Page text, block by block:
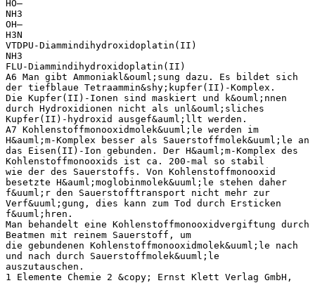
HO–
NH3
OH–
H3N
VTDPU-Diammindihydroxidoplatin(II)
NH3
FLU-Diammindihydroxidoplatin(II)
A6 Man gibt Ammoniakl&ouml;sung dazu. Es bildet sich
der tiefblaue Tetraammin&shy;kupfer(II)-Komplex.
Die Kupfer(II)-Ionen sind maskiert und k&ouml;nnen
durch Hydroxidionen nicht als unl&ouml;sliches
Kupfer(II)-hydroxid ausgef&auml;llt werden.
A7 Kohlenstoffmonooxidmolek&uuml;le werden im
H&auml;m-Komplex besser als Sauerstoffmolek&uuml;le an
das Eisen(II)-Ion gebunden. Der H&auml;m-Komplex des
Kohlenstoffmonooxids ist ca. 200-mal so stabil
wie der des Sauerstoffs. Von Kohlenstoffmonooxid
besetzte H&auml;moglobinmolek&uuml;le stehen daher
f&uuml;r den Sauerstofftransport nicht mehr zur
Verf&uuml;gung, dies kann zum Tod durch Ersticken
f&uuml;hren.
Man behandelt eine Kohlenstoffmonooxidvergiftung durch
Beatmen mit reinem Sauerstoff, um
die gebundenen Kohlenstoffmonooxidmolek&uuml;le nach
und nach durch Sauerstoffmolek&uuml;le
auszutauschen.
1 Elemente Chemie 2 &copy; Ernst Klett Verlag GmbH,